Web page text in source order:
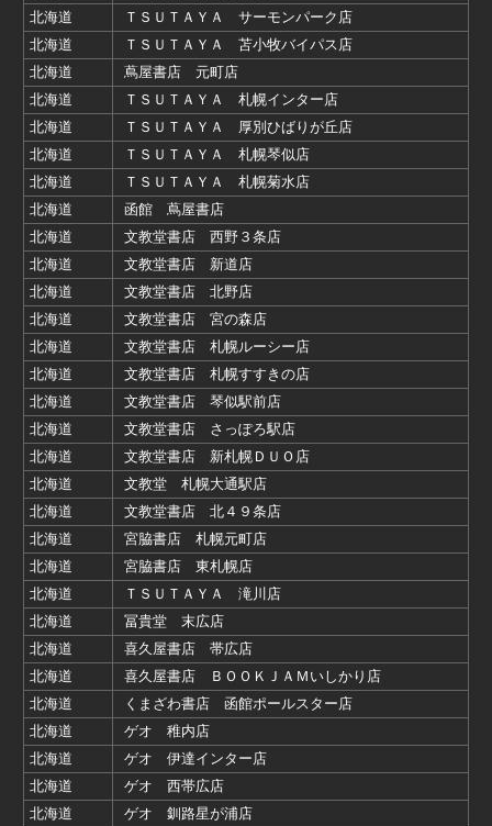
北海道
ＴＳＵＴＡＹＡ サーモンパーク店
北海道
ＴＳＵＴＡＹＡ 苫小牧バイパス店
北海道
蔦屋書店 元町店
北海道
ＴＳＵＴＡＹＡ 札幌インター店
北海道
ＴＳＵＴＡＹＡ 厚別ひばりが丘店
北海道
ＴＳＵＴＡＹＡ 札幌琴似店
北海道
ＴＳＵＴＡＹＡ 札幌菊水店
北海道
函館 蔦屋書店
北海道
文教堂書店 西野３条店
北海道
文教堂書店 新道店
北海道
文教堂書店 北野店
北海道
文教堂書店 宮の森店
北海道
文教堂書店 札幌ルーシー店
北海道
文教堂書店 札幌すすきの店
北海道
文教堂書店 琴似駅前店
北海道
文教堂書店 さっぽろ駅店
北海道
文教堂書店 新札幌ＤＵＯ店
北海道
文教堂 札幌大通駅店
北海道
文教堂書店 北４９条店
北海道
宮脇書店 札幌元町店
北海道
宮脇書店 東札幌店
北海道
ＴＳＵＴＡＹＡ 滝川店
北海道
冨貴堂 末広店
北海道
喜久屋書店 帯広店
北海道
喜久屋書店 ＢＯＯＫＪＡＭいしかり店
北海道
くまざわ書店 函館ポールスター店
北海道
ゲオ 稚内店
北海道
ゲオ 伊達インター店
北海道
ゲオ 西帯広店
北海道
ゲオ 釧路星が浦店